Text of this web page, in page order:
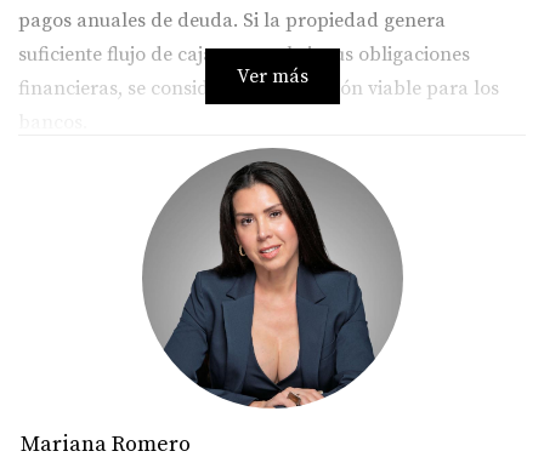
pagos anuales de deuda. Si la propiedad genera
suficiente flujo de caja para cubrir sus obligaciones
financieras, se considera una inversión viable para los
Ventajas de invertir con DSCR
No necesitas W-2 ni tax returns:
Facilita el acceso a
crédito a inversionistas sin empleo tradicional.
Basado en rentabilidad real:El enfoque está en el
ingreso que genera la propiedad.
Mayor flexibilidad crediticia:
Menos requisitos
estrictos sobre historial financiero personal.
Ideal para nuevos inversionistas:Abre
oportunidades para comenzar a construir
patrimonio.
Ver más
Mariana Romero